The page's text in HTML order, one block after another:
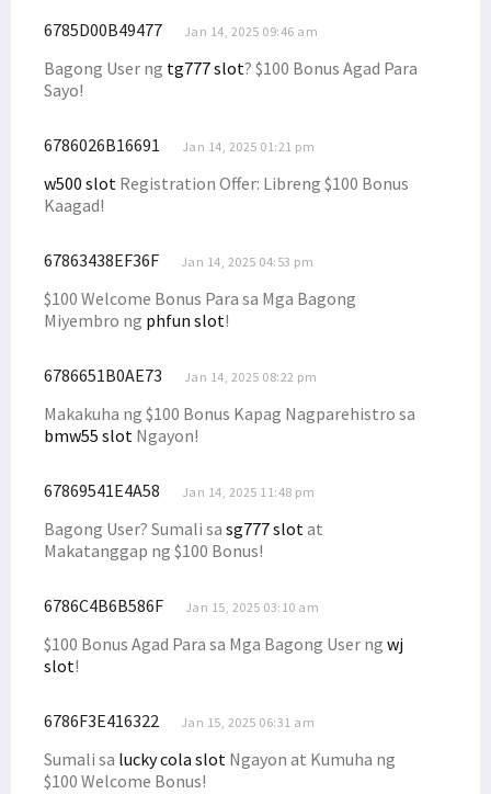
6785D00B49477 Jan 14, 2025 09:46 am
Bagong User ng tg777 slot? $100 Bonus Agad Para
Sayo!
6786026B16691 Jan 14, 2025 01:21 pm
w500 slot Registration Offer: Libreng $100 Bonus
Kaagad!
67863438EF36F Jan 14, 2025 04:53 pm
$100 Welcome Bonus Para sa Mga Bagong
Miyembro ng phfun slot!
6786651B0AE73 Jan 14, 2025 08:22 pm
Makakuha ng $100 Bonus Kapag Nagparehistro sa
bmw55 slot Ngayon!
67869541E4A58 Jan 14, 2025 11:48 pm
Bagong User? Sumali sa sg777 slotat
Makatanggap ng $100 Bonus!
6786C4B6B586F Jan 15, 2025 03:10 am
$100 Bonus Agad Para sa Mga Bagong User ng wj
slot!
6786F3E416322 Jan 15, 2025 06:31 am
Sumali sa lucky cola slot Ngayon at Kumuha ng
$100 Welcome Bonus!